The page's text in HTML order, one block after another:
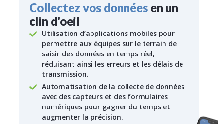
Collectez vos données en un
clin d'oeil
Utilisation d’applications mobiles pour
permettre aux équipes sur le terrain de
saisir des données en temps réel,
réduisant ainsi les erreurs et les délais de
transmission.
Automatisation de la collecte de données
avec des capteurs et des formulaires
numériques pour gagner du temps et
augmenter la précision.